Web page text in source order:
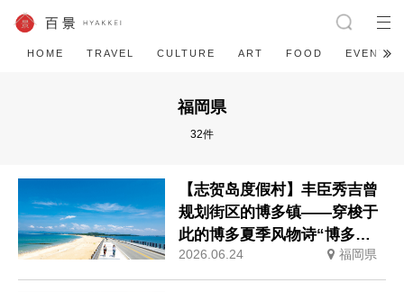
HOME TRAVEL CULTURE ART FOOD EVENT
福岡県
32件
【志贺岛度假村】丰臣秀吉曾
规划街区的博多镇——穿梭于
此的博多夏季风物诗“博多祇
园山笠”活动期间，儿童住宿
费全免
2026.06.24 福岡県